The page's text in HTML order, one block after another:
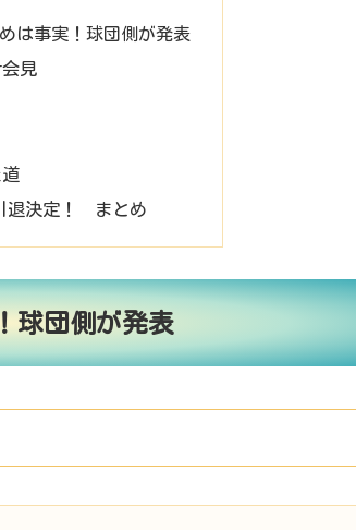
は事実！球団側が発表
見
退決定！ まとめ
球団側が発表